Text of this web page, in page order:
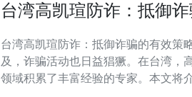
台湾高凯瑄防诈：抵御
台湾高凯瑄防诈：抵御诈骗的有效策略 随着互联网的
及，诈骗活动也日益猖獗。在台湾，
领域积累了丰富经验的专家。本文将